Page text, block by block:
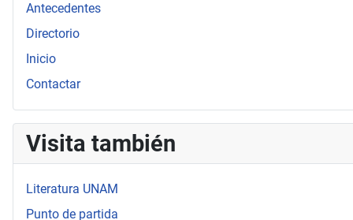
Antecedentes
Directorio
Inicio
Contactar
Visita también
Literatura UNAM
Punto de partida